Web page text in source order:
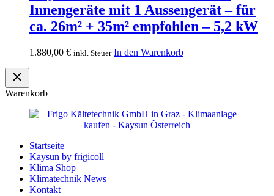
Innengeräte mit 1 Aussengerät – für
ca. 26m² + 35m² empfohlen – 5,2 kW
1.880,00 € inkl. Steuer In den Warenkorb
Warenkorb
Startseite
Kaysun by frigicoll
Klima Shop
Klimatechnik News
Kontakt